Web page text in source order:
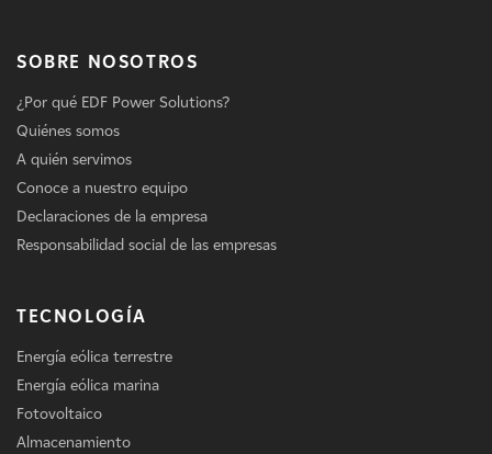
SOBRE NOSOTROS
¿Por qué EDF Power Solutions?
Quiénes somos
A quién servimos
Conoce a nuestro equipo
Declaraciones de la empresa
Responsabilidad social de las empresas
TECNOLOGÍA
Energía eólica terrestre
Energía eólica marina
Fotovoltaico
Almacenamiento